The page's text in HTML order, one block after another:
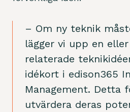
– Om ny teknik
lägger vi upp en
relaterade
idékort i edison365
Management. Detta
utvärdera deras